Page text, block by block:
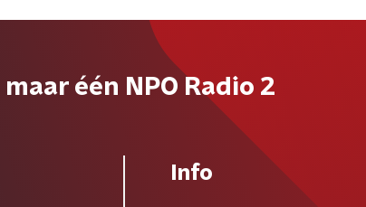
maar één NPO Radio 2
Info